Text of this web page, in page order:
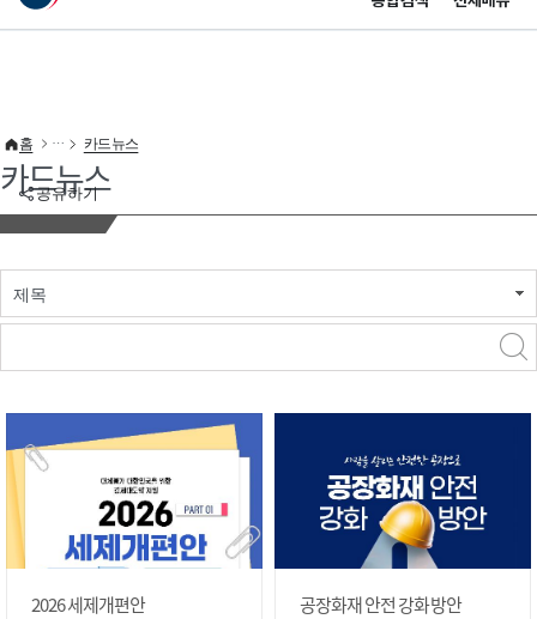
이 누리집은 대한민국 공식 전자정부 누리집입니다.
공유하기
홈 카드뉴스
카드뉴스
제목
2026 세제개편안 공장화재 안전 강화 방안